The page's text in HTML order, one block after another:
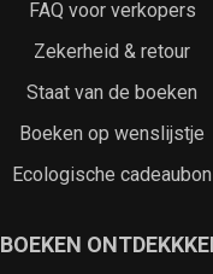
FAQ voor verkopers
Zekerheid & retour
Staat van de boeken
Boeken op wenslijstje
Ecologische cadeaubon
BOEKEN